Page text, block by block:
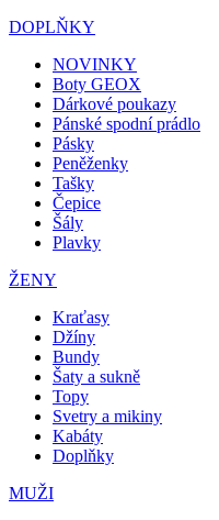
DOPLŇKY
NOVINKY
Boty GEOX
Dárkové poukazy
Pánské spodní prádlo
Pásky
Peněženky
Tašky
Čepice
Šály
Plavky
ŽENY
Kraťasy
Džíny
Bundy
Šaty a sukně
Topy
Svetry a mikiny
Kabáty
Doplňky
MUŽI